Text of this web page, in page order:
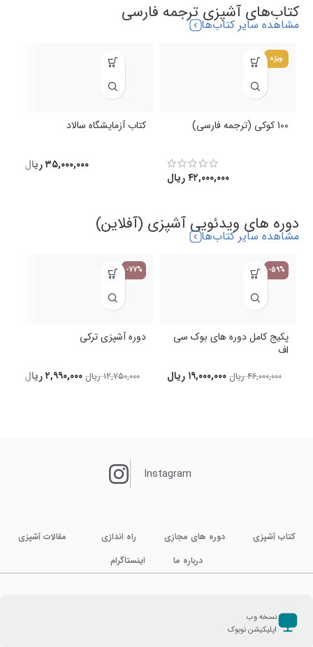
کتاب‌های آشپزی ترجمه فارسی
مشاهده سایر کتاب‌ها
ویژه
100 کوکی (ترجمه فارسی)
۴۲,۰۰۰,۰۰۰ریال
کتاب آزمایشگاه سالاد
۳۵,۰۰۰,۰۰۰ریال
دوره های ویدئویی آشپزی (آفلاین)
مشاهده سایر کتاب‌ها
-59%
پکیج کامل دوره های بوک سی
اف
۴۶,۰۰۰,۰۰۰ ریال ۱۹,۰۰۰,۰۰۰ ریال
-77%
دوره آشپزی ترکی
۱۲,۷۵۰,۰۰۰ ریال ۲,۹۹۰,۰۰۰ریال
Instagram
کتاب آشپزی دوره های مجازی راه اندازی
مقالات آشپزی
درباره ما
اینستاگرام
نسخه وب
اپلیکیشن نوبوک